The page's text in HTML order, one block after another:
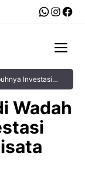
Investasi
Wadah